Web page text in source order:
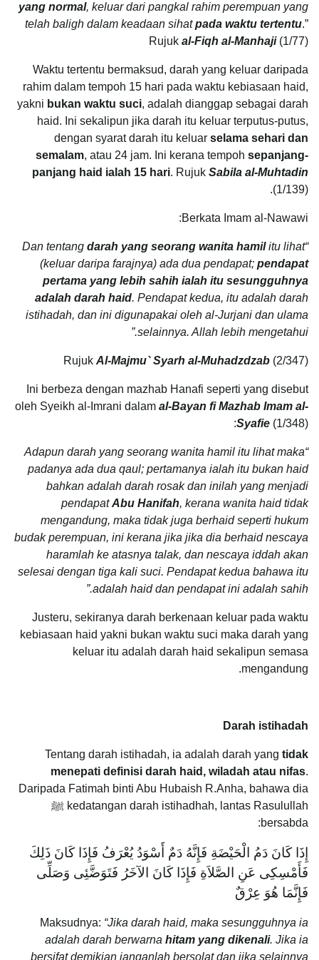
yang normal, keluar dari pangkal rahim perempuan yang
telah baligh dalam keadaan sihatpada waktu tertentu.”
Rujuk al-Fiqh al-Manhaji(1/77)
Waktu tertentu bermaksud, darah yang keluar daripada
rahim dalam tempoh 15 hari pada waktu kebiasaan haid,
yakni bukan waktu suci, adalah dianggap sebagai darah
haid. Ini sekalipun jika darah itu keluar terputus-putus,
dengan syarat darah itu keluar selama sehari dan
semalam, atau 24 jam. Ini kerana tempoh sepanjang-
panjang haid ialah 15 hari. Rujuk Sabila al-Muhtadin
(1/139).
Berkata Imam al-Nawawi:
“Dan tentang
darah yang seorang wanita hamilitu lihat
(keluar daripa farajnya) ada dua pendapat; pendapat
pertama yang lebih sahih ialah itu sesungguhnya
adalah darah haid. Pendapat kedua, itu adalah darah
istihadah, dan ini digunapakai oleh al-Jurjani dan ulama
selainnya. Allah lebih mengetahui.”
Rujuk Al-Majmu` Syarh al-Muhadzdzab (2/347)
Ini berbeza dengan mazhab Hanafi seperti yang disebut
oleh Syeikh al-Imrani dalam al-Bayan fi Mazhab Imam al-
Syafie (1/348):
“Adapun darah yang seorang wanita hamil itu lihat maka
padanya ada dua qaul; pertamanya ialah itu bukan haid
bahkan adalah darah rosak dan inilah yang menjadi
pendapatAbu Hanifah, kerana wanita haid tidak
mengandung, maka tidak juga berhaid seperti hukum
budak perempuan, ini kerana jika jika dia berhaid nescaya
haramlah ke atasnya talak, dan nescaya iddah akan
selesai dengan tiga kali suci. Pendapat kedua bahawa itu
adalah haid dan pendapat ini adalah sahih.”
Justeru, sekiranya darah berkenaan keluar pada waktu
kebiasaan haid yakni bukan waktu suci maka darah yang
keluar itu adalah darah haid sekalipun semasa
mengandung.
Darah istihadah
Tentang darah istihadah, ia adalah darah yang tidak
menepati definisi darah haid, wiladah atau nifas.
Daripada Fatimah binti Abu Hubaish R.Anha, bahawa dia
kedatangan darah istihadhah, lantas Rasulullah ﷺ
bersabda:
إِذَا كَانَ دَمُ الْحَيْضَةِ فَإِنَّهُ دَمٌ أَسْوَدُ يُعْرَفُ فَإِذَا كَانَ ذَلِكَ
فَأَمْسِكِى عَنِ الصَّلاَةِ فَإِذَا كَانَ الآخَرُ فَتَوَضَّئِى وَصَلِّى
فَإِنَّمَا هُوَ عِرْقٌ
Maksudnya: “Jika darah haid, maka sesungguhnya ia
adalah darah berwarna hitam yang dikenali. Jika ia
bersifat demikian janganlah bersolat dan jika selainnya